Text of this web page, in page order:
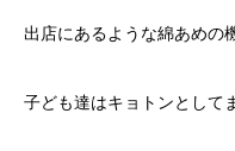
出店にあるような綿あめの
子ども達はキョトンとして